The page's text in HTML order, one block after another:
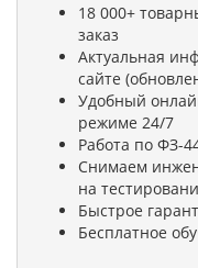
18 000+
заказ
Актуальная
сайте
Удобный
режиме 24/7
Работа по ФЗ-
Снимаем
на
Быстрое
Бесплатное